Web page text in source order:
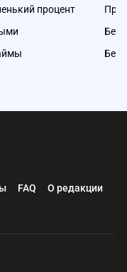
процент
Без
Без
FAQ
О редакции